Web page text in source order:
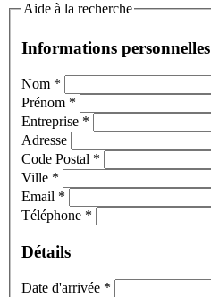
Aide à la recherche
Informations personnelles
Nom *
Prénom *
Entreprise *
Adresse
Code Postal *
Ville *
Email *
Téléphone *
Détails
Date d'arrivée *